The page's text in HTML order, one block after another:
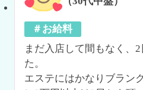
＃お給料
まだ入店して間もなく、
た。
エステにはかなりブラン